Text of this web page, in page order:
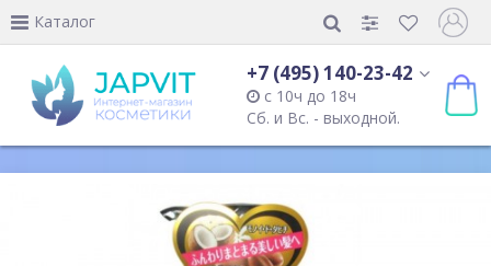
Каталог
+7 (495) 140-23-42
с 10ч до 18ч
Сб. и Вс. - выходной.